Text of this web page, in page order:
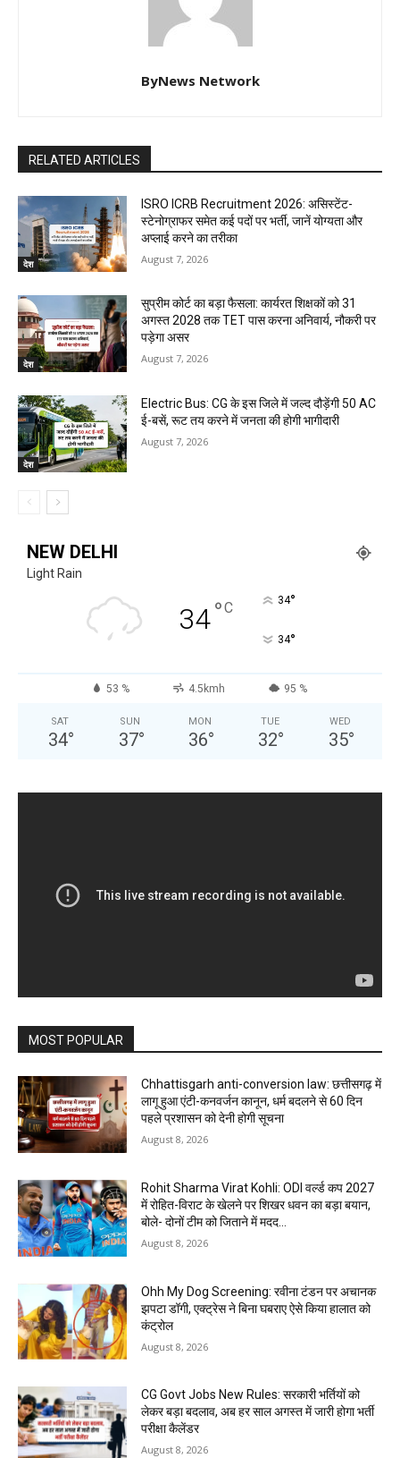
ByNews Network
RELATED ARTICLES
देश
ISRO ICRB Recruitment 2026: असिस्टेंट-
स्टेनोग्राफर समेत कई पदों पर भर्ती, जानें योग्यता और
अप्लाई करने का तरीका
August 7, 2026
देश
सुप्रीम कोर्ट का बड़ा फैसला: कार्यरत शिक्षकों को 31
अगस्त 2028 तक TET पास करना अनिवार्य, नौकरी पर
पड़ेगा असर
August 7, 2026
देश
Electric Bus: CG के इस जिले में जल्द दौड़ेंगी 50 AC
ई-बसें, रूट तय करने में जनता की होगी भागीदारी
August 7, 2026
NEW DELHI
Light Rain
34°C 34°
34°
53 % 4.5kmh 95 %
SAT
34°
SUN
37°
MON
36°
TUE
32°
WED
35°
MOST POPULAR
Chhattisgarh anti-conversion law: छत्तीसगढ़ में
लागू हुआ एंटी-कनवर्जन कानून, धर्म बदलने से 60 दिन
पहले प्रशासन को देनी होगी सूचना
August 8, 2026
Rohit Sharma Virat Kohli: ODI वर्ल्ड कप 2027
में रोहित-विराट के खेलने पर शिखर धवन का बड़ा बयान,
बोले- दोनों टीम को जिताने में मदद...
August 8, 2026
Ohh My Dog Screening: रवीना टंडन पर अचानक
झपटा डॉगी, एक्ट्रेस ने बिना घबराए ऐसे किया हालात को
कंट्रोल
August 8, 2026
CG Govt Jobs New Rules: सरकारी भर्तियों को
लेकर बड़ा बदलाव, अब हर साल अगस्त में जारी होगा भर्ती
परीक्षा कैलेंडर
August 8, 2026